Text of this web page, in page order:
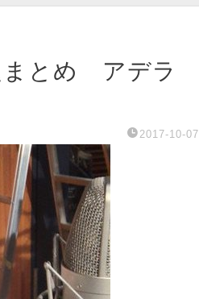
まとめ アデラ
2017-10-07